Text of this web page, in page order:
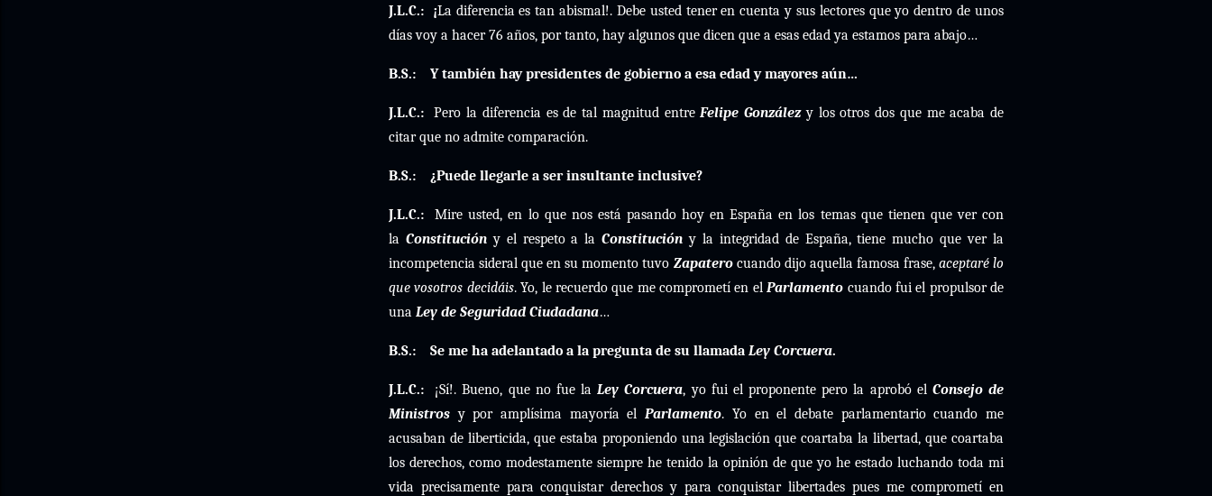
J.L.C.: ¡La diferencia es tan abismal!. Debe usted tener en cuenta y sus lectores que yo dentro de unos
días voy a hacer 76 años, por tanto, hay algunos que dicen que a esas edad ya estamos para abajo…
B.S.: Y también hay presidentes de gobierno a esa edad y mayores aún…
J.L.C.: Pero la diferencia es de tal magnitud entreFelipe Gonzálezy los otros dos que me acaba de
citar que no admite comparación.
B.S.: ¿Puede llegarle a ser insultante inclusive?
J.L.C.:
Mire usted, en lo que nos está pasando hoy en España en los temas que tienen que ver con
la Constitucióny el respeto a laConstitución y la integridad de España, tiene mucho que ver la
incompetencia sideral que en su momento tuvo Zapaterocuando dijo aquella famosa frase, aceptaré lo
que vosotros decidáis. Yo, le recuerdo que me comprometí en elParlamento cuando fui el propulsor de
una Ley de Seguridad Ciudadana…
B.S.: Se me ha adelantado a la pregunta de su llamada Ley Corcuera.
J.L.C.: ¡Sí!. Bueno, que no fue laLey Corcuera, yo fui el proponente pero la aprobó el Consejo de
Ministros y por amplísima mayoría elParlamento. Yo en el debate parlamentario cuando me
acusaban de liberticida, que estaba proponiendo una legislación que coartaba la libertad, que coartaba
los derechos, como modestamente siempre he tenido la opinión de que yo he estado luchando toda mi
vida precisamente para conquistar derechos y para conquistar libertades pues me comprometí en